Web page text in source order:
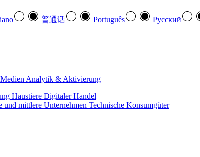
普通话 Português Pусский
Analytik & Aktivierung
Haustiere Digitaler Handel
und mittlere Unternehmen Technische Konsumgüter